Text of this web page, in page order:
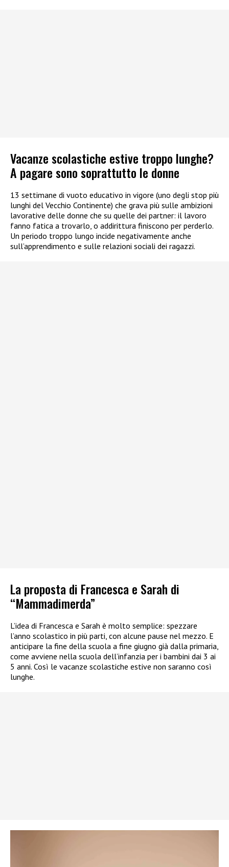
Vacanze scolastiche estive troppo lunghe?
A pagare sono soprattutto le donne
13 settimane di vuoto educativo in vigore (uno degli stop più
lunghi del Vecchio Continente) che grava più sulle ambizioni
lavorative delle donne che su quelle dei partner: il lavoro
fanno fatica a trovarlo, o addirittura finiscono per perderlo.
Un periodo troppo lungo incide negativamente anche
sull’apprendimento e sulle relazioni sociali dei ragazzi.
La proposta di Francesca e Sarah di
“Mammadimerda”
L’idea di Francesca e Sarah è molto semplice: spezzare
l’anno scolastico in più parti, con alcune pause nel mezzo. E
anticipare la fine della scuola a fine giugno già dalla primaria,
come avviene nella scuola dell’infanzia per i bambini dai 3 ai
5 anni. Così le vacanze scolastiche estive non saranno così
lunghe.